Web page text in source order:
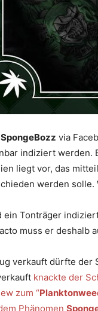
SpongeBozz via
indiziert werden.
liegt vor, das
werden solle.
ein Tonträger
muss er deshalb
verkauft dürfte der
knackte der
zum “
Phänomen